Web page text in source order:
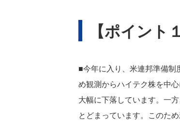
【ポイン
■今年に入り、米連邦準備
め観測からハイテク株を中
大幅に下落しています。一
とどまっています。このた